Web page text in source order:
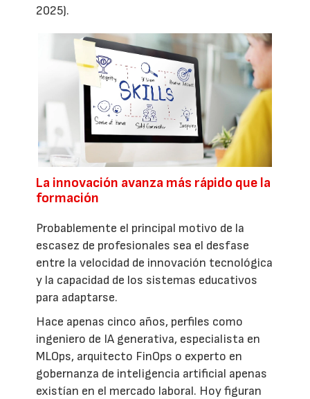
2025).
La innovación avanza más rápido que la
formación
Probablemente el principal motivo de la
escasez de profesionales sea el desfase
entre la velocidad de innovación tecnológica
y la capacidad de los sistemas educativos
para adaptarse.
Hace apenas cinco años, perfiles como
ingeniero de IA generativa, especialista en
MLOps, arquitecto FinOps o experto en
gobernanza de inteligencia artificial apenas
existían en el mercado laboral. Hoy figuran